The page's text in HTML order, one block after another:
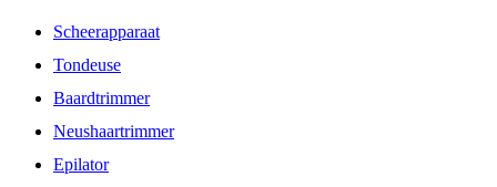
Scheerapparaat
Tondeuse
Baardtrimmer
Neushaartrimmer
Epilator